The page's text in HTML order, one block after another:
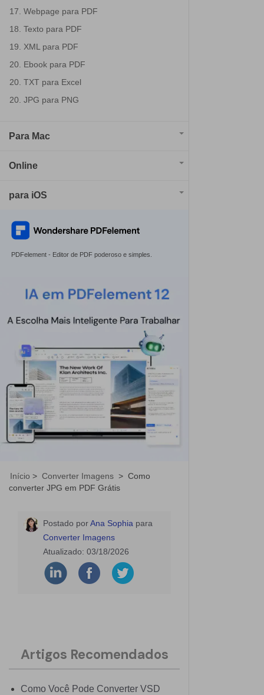
17. Webpage para PDF
18. Texto para PDF
19. XML para PDF
20. Ebook para PDF
20. TXT para Excel
20. JPG para PNG
Para Mac
Online
para iOS
PDFelement - Editor de PDF poderoso e simples.
Início > Converter Imagens > Como
converter JPG em PDF Grátis
Postado porAna Sophia para
Converter Imagens
Atualizado:03/18/2026
Artigos Recomendados
Como Você Pode Converter VSD